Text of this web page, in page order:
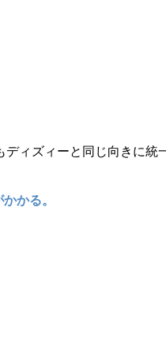
ィズィーと同じ向きに統
かる。